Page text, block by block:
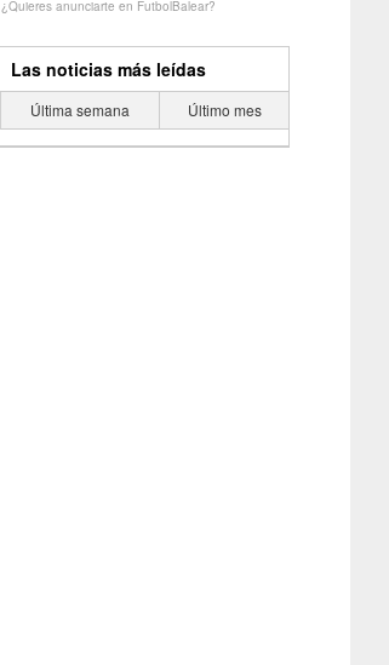
¿Quieres anunciarte en FutbolBalear?
Las noticias más leídas
Última semana Último mes